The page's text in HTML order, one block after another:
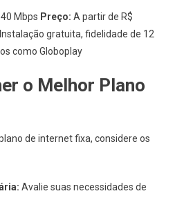
Mbps Preço: A partir de R$
Instalação gratuita, fidelidade de 12
como Globoplay
o Melhor Plano
de internet fixa, considere os
Avalie suas necessidades de